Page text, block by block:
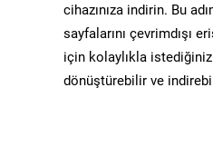
cihazınıza indirin. Bu
sayfalarını çevrimdışı
için kolaylıkla
dönüştürebilir ve